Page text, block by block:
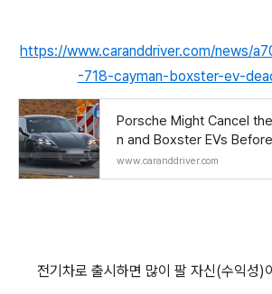
https://www.caranddriver.com/news/
-718-cayman-boxster-ev-
Porsche Might Cancel
n and Boxster EVs
ch
www.caranddriver.com
전기차로 출시하면 많이 팔 자신(수익성)